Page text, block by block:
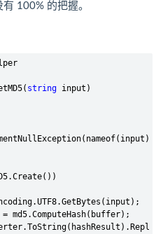
100% 的把握。
string input)
= md5.ComputeHash(buffer);